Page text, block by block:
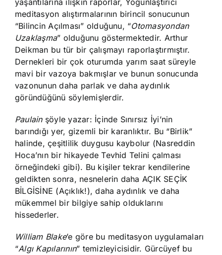
yaşantılarına ilişkin raporlar, Yoğunlaştırıcı
meditasyon alıştırmalarının birincil sonucunun
“Bilincin Açılması” olduğunu, “Otomasyondan
Uzaklaşma” olduğunu göstermektedir. Arthur
Deikman bu tür bir çalışmayı raporlaştırmıştır.
Dernekleri bir çok oturumda yarım saat süreyle
mavi bir vazoya bakmışlar ve bunun sonucunda
vazonunun daha parlak ve daha aydınlık
göründüğünü söylemişlerdir.
Paulainşöyle yazar: İçinde Sınırsız İyi’nin
barındığı yer, gizemli bir karanlıktır. Bu “Birlik”
halinde, çeşitlilik duygusu kaybolur (Nasreddin
Hoca’nın bir hikayede Tevhid Telini çalması
örneğindeki gibi). Bu kişiler tekrar kendilerine
geldikten sonra, nesnelerin daha AÇIK SEÇİK
BİLGİSİNE (Açıklık!), daha aydınlık ve daha
mükemmel bir bilgiye sahip olduklarını
hissederler.
William Blake’e göre bu meditasyon uygulamaları
“Algı Kapılarının” temizleyicisidir. Gürcüyef bu